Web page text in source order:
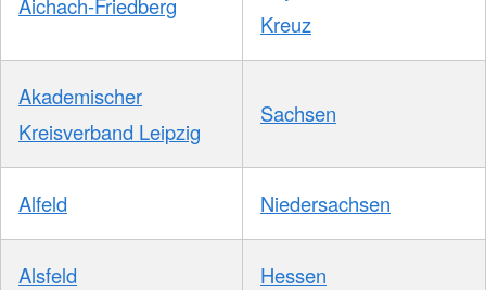
Kreuz
Akademischer
Kreisverband Leipzig
Sachsen
Alfeld Niedersachsen
Alsfeld Hessen